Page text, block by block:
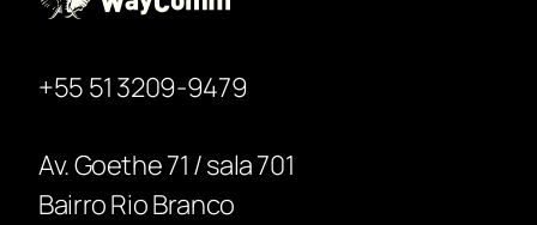
+55 51 3209-9479
Av. Goethe 71 / sala 701
Bairro Rio Branco